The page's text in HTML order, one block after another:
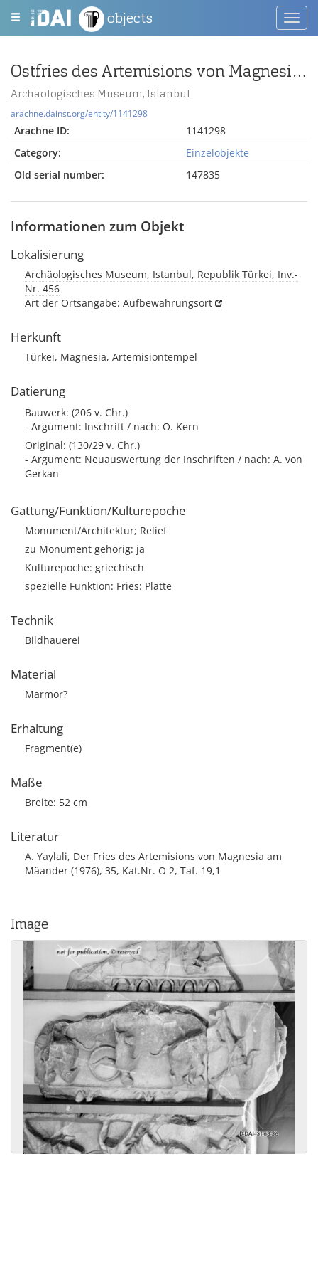
objects
Ostfries des Artemisions von Magnesia am Mäander: Platte 02
Archäologisches Museum, Istanbul
arachne.dainst.org/entity/1141298
Arachne ID:
1141298
Category:
Einzelobjekte
Old serial number:
147835
Informationen zum Objekt
Lokalisierung
Archäologisches Museum, Istanbul, Republik Türkei, Inv.-
Nr. 456
Art der Ortsangabe: Aufbewahrungsort
Herkunft
Türkei, Magnesia, Artemisiontempel
Datierung
Bauwerk: (206 v. Chr.)
- Argument: Inschrift / nach: O. Kern
Original: (130/29 v. Chr.)
- Argument: Neuauswertung der Inschriften / nach: A. von
Gerkan
Gattung/Funktion/Kulturepoche
Monument/Architektur; Relief
zu Monument gehörig: ja
Kulturepoche: griechisch
spezielle Funktion: Fries: Platte
Technik
Bildhauerei
Material
Marmor?
Erhaltung
Fragment(e)
Maße
Breite: 52 cm
Literatur
A. Yaylali, Der Fries des Artemisions von Magnesia am
Mäander (1976), 35, Kat.Nr. O 2, Taf. 19,1
Image